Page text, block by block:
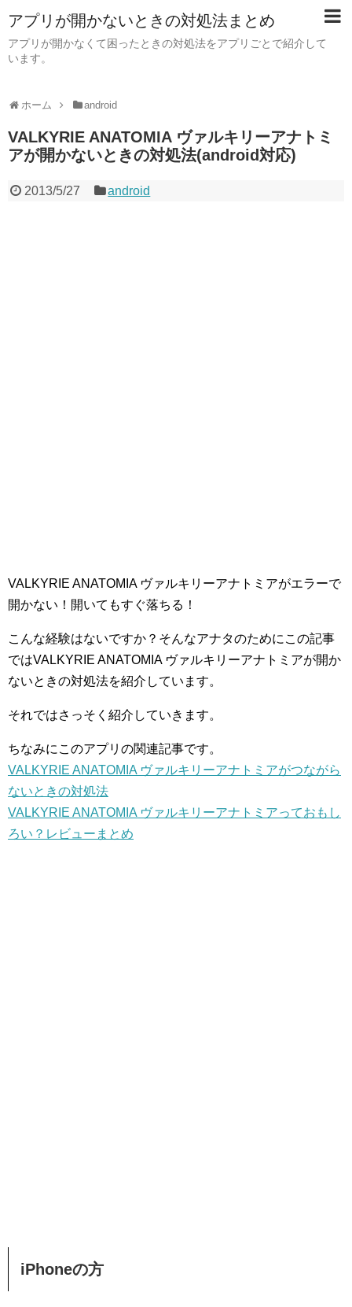
アプリが開かないときの対処法まとめ
アプリが開かなくて困ったときの対処法をアプリごとで紹介して
います。
ホーム android
VALKYRIE ANATOMIA ヴァルキリーアナトミ
アが開かないときの対処法(android対応)
2013/5/27 android
VALKYRIE ANATOMIA ヴァルキリーアナトミアがエラーで
開かない！開いてもすぐ落ちる！
こんな経験はないですか？そんなアナタのためにこの記事
ではVALKYRIE ANATOMIA ヴァルキリーアナトミアが開か
ないときの対処法を紹介しています。
それではさっそく紹介していきます。
ちなみにこのアプリの関連記事です。
VALKYRIE ANATOMIA ヴァルキリーアナトミアがつながら
ないときの対処法
VALKYRIE ANATOMIA ヴァルキリーアナトミアっておもし
ろい？レビューまとめ
iPhoneの方